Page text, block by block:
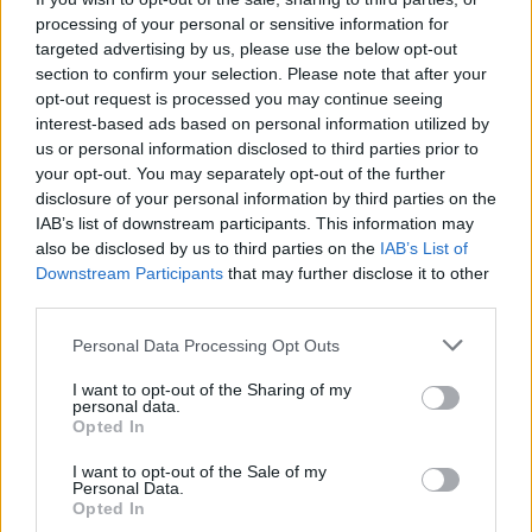
processing of your personal or sensitive information for
targeted advertising by us, please use the below opt-out
section to confirm your selection. Please note that after your
opt-out request is processed you may continue seeing
interest-based ads based on personal information utilized by
us or personal information disclosed to third parties prior to
your opt-out. You may separately opt-out of the further
disclosure of your personal information by third parties on the
IAB’s list of downstream participants. This information may
also be disclosed by us to third parties on the IAB’s List of
Downstream Participants that may further disclose it to other
Personal Data Processing Opt Outs
I want to opt-out of the Sharing of my
personal data.
Opted In
I want to opt-out of the Sale of my
Personal Data.
Opted In
55 km/h ΚΑΘΑΡΟΣ
09:00
26
65%
6 Μπφ B
45 Km/h
70km/h ΚΑΘΑΡΟΣ
28°C
56%υγρ.
6 Μπφ B
70km/h ΚΑΘΑΡΟΣ
15:00
29 °C
6 Μπφ B
45 Km/h
70km/h ΚΑΘΑΡΟΣ
43%υγρ.
45 Km/h
27°C
49%υγρ.
ΣΑΒΒΑΤΟ15 ΑΥΓΟΥΣΤΟΥ